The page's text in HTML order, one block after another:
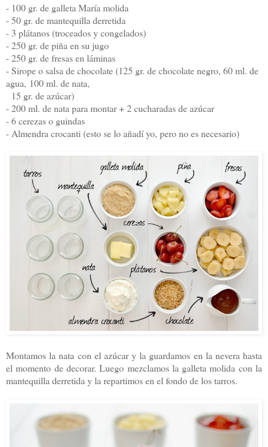
- 100 gr. de galleta María molida
- 50 gr. de mantequilla derretida
- 3 plátanos (troceados y congelados)
- 250 gr. de piña en su jugo
- 250 gr. de fresas en láminas
- Sirope o salsa de chocolate (125 gr. de chocolate negro, 60 ml. de
agua, 100 ml. de nata,
15 gr. de azúcar)
- 200 ml. de nata para montar + 2 cucharadas de azúcar
- 6 cerezas o guindas
- Almendra crocanti (esto se lo añadí yo, pero no es necesario)
Montamos la nata con el azúcar y la guardamos en la nevera hasta
el momento de decorar. Luego mezclamos la galleta molida con la
mantequilla derretida y la repartimos en el fondo de los tarros.